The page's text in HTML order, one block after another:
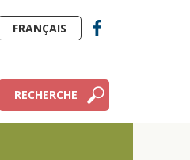
RECHERCHE
FRANÇAIS